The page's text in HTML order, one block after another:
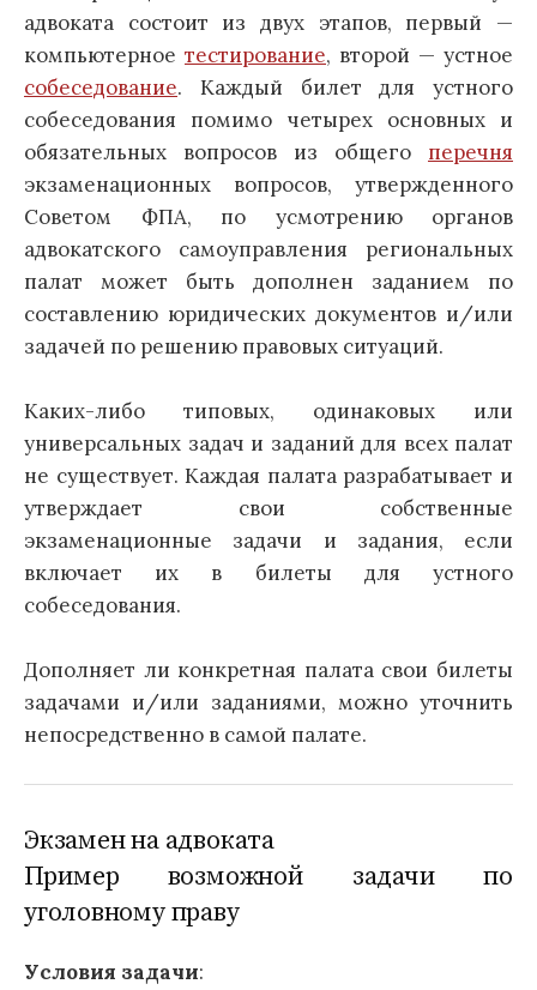
адвоката состоит из двух этапов, первый —
компьютерное тестирование, второй — устное
собеседование. Каждый билет для устного
собеседования помимо четырех основных и
обязательных вопросов из общего перечня
экзаменационных вопросов, утвержденного
Советом ФПА, по усмотрению органов
адвокатского самоуправления региональных
палат может быть дополнен заданием по
составлению юридических документов и/или
задачей по решению правовых ситуаций.
Каких-либо типовых, одинаковых или
универсальных задач и заданий для всех палат
не существует. Каждая палата разрабатывает и
утверждает свои собственные
экзаменационные задачи и задания, если
включает их в билеты для устного
собеседования.
Дополняет ли конкретная палата свои билеты
задачами и/или заданиями, можно уточнить
непосредственно в самой палате.
Экзамен на адвоката
Пример возможной задачи по
уголовному праву
Условия задачи: